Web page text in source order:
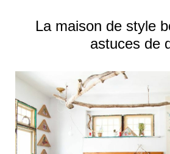
La maison de style
astuces de